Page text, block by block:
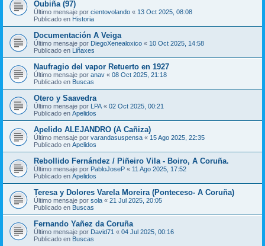
Oubiña (97)
Último mensaje por cientovolando « 13 Oct 2025, 08:08
Publicado en Historia
Documentación A Veiga
Último mensaje por DiegoXenealoxico « 10 Oct 2025, 14:58
Publicado en Liñaxes
Naufragio del vapor Retuerto en 1927
Último mensaje por anav « 08 Oct 2025, 21:18
Publicado en Buscas
Otero y Saavedra
Último mensaje por LPA « 02 Oct 2025, 00:21
Publicado en Apelidos
Apelido ALEJANDRO (A Cañiza)
Último mensaje por varandasuspensa « 15 Ago 2025, 22:35
Publicado en Apelidos
Rebollido Fernández / Piñeiro Vila - Boiro, A Coruña.
Último mensaje por PabloJoseP « 11 Ago 2025, 17:52
Publicado en Apelidos
Teresa y Dolores Varela Moreira (Ponteceso- A Coruña)
Último mensaje por sola « 21 Jul 2025, 20:05
Publicado en Buscas
Fernando Yañez da Coruña
Último mensaje por David71 « 04 Jul 2025, 00:16
Publicado en Buscas